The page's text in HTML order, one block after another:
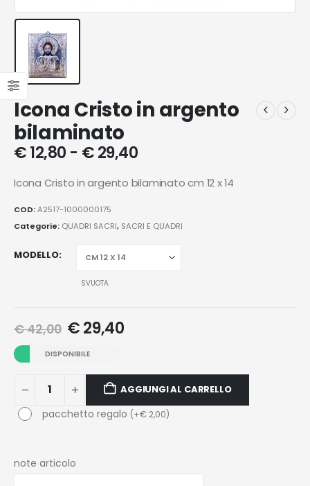
Icona Cristo in argento
bilaminato
€12,80 - €29,40
Icona Cristo in argento bilaminato cm 12 x 14
COD:A2517-1000000175
Categorie: QUADRI SACRI, SACRI E QUADRI
MODELLO
SVUOTA
€42,00 €29,40
DISPONIBILE
AGGIUNGI AL CARRELLO
pacchetto regalo (+€2,00)
note articolo